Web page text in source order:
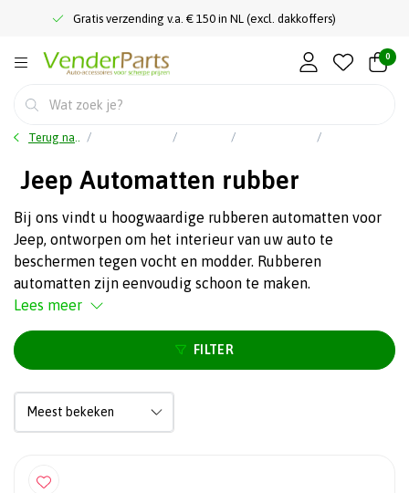
Gratis verzending v.a. € 150 in NL (excl. dakkoffers)
0
Terug naar home
Jeep Automatten rubber
Bij ons vindt u hoogwaardige rubberen automatten voor
Jeep, ontworpen om het interieur van uw auto te
beschermen tegen vocht en modder. Rubberen
automatten zijn eenvoudig schoon te maken.
Lees meer
FILTER